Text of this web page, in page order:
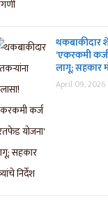
थकबाकीदार
‘एकरकमी
लागू; सहकार
April 09, 2026